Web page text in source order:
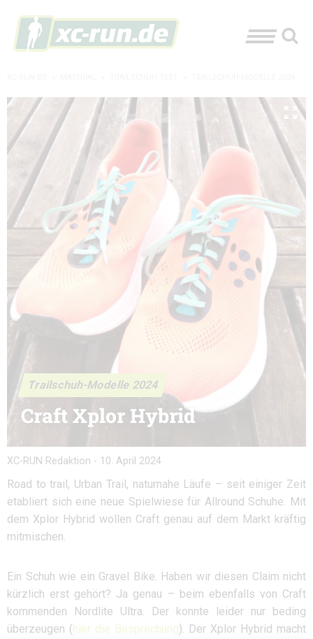
Trailschuh-Modelle 2024
Craft Xplor Hybrid
XC-RUN Redaktion - 10. April 2024
Road to trail, Urban Trail, naturnahe Läufe – seit einiger Zeit
etabliert sich eine neue Spielwiese für Allround Schuhe. Mit
dem Xplor Hybrid wollen Craft genau auf dem Markt kräftig
mitmischen.
Ein Schuh wie ein Gravel Bike. Haben wir diesen Claim nicht
kürzlich erst gehört? Ja genau – beim ebenfalls von Craft
kommenden Nordlite Ultra. Der konnte leider nur beding
überzeugen (hier die Besprechung). Der Xplor Hybrid macht